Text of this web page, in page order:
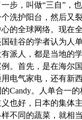
步，叫做“三自”，
洗护阳台，然后又
的全球网络。现在
硅谷的学者认为人
派人，都是当地的
。首先，是在海尔
电气家电，还有新
Candy。人单合一的
义也好，日本的集体
不同的蔬菜，就相